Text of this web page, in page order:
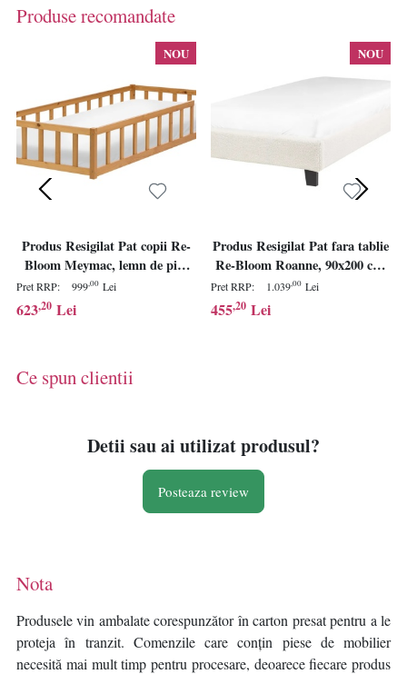
Produse recomandate
NOU
Produs Resigilat Pat copii Re-
Bloom Meymac, lemn de pin,
90x200 cm, somiera 15 lamele,
inaltime 36 cm, natur - Verificat
Pret RRP: 999,00 Lei
623,20 Lei
NOU
Produs Resigilat Pat fara tablie
Re-Bloom Roanne, 90x200 cm,
lemn/textil/placaj plop, somiera
13 lamele arc, 300 kg, bej
deschis - Verificat A
Pret RRP: 1.039,00 Lei
455,20 Lei
Ce spun clientii
Detii sau ai utilizat produsul?
Posteaza review
Nota
Produsele vin ambalate corespunzător în carton presat pentru a le
proteja în tranzit. Comenzile care conțin piese de mobilier
necesită mai mult timp pentru procesare, deoarece fiecare produs